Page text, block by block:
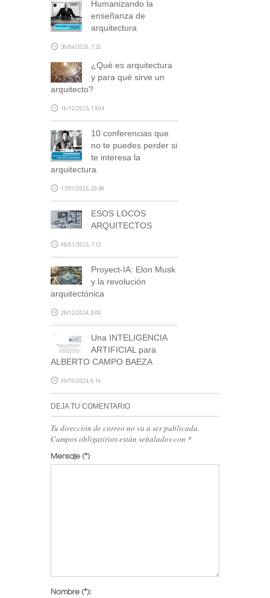
Humanizando la
enseñanza de
arquitectura
30/04/2026, 7:32
¿Qué es arquitectura
y para qué sirve un
arquitecto?
16/12/2025, 13:04
10 conferencias que
no te puedes perder si
te interesa la
arquitectura.
17/01/2025, 20:49
ESOS LOCOS
ARQUITECTOS
08/01/2025, 7:12
Proyect-IA: Elon Musk
y la revolución
arquitectónica
28/12/2024, 8:00
Una INTELIGENCIA
ARTIFICIAL para
ALBERTO CAMPO BAEZA
09/10/2024, 6:16
DEJA TU COMENTARIO
Tu dirección de correo no va a ser publicada.
Campos obligatirios están señalados con *
Mensaje(*)
Nombre(*):